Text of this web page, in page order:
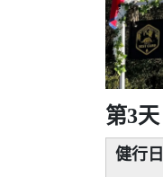
第3天
健行